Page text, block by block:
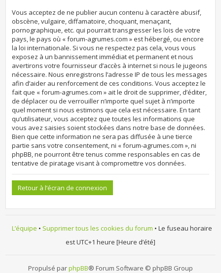
Vous acceptez de ne publier aucun contenu à caractère abusif,
obscène, vulgaire, diffamatoire, choquant, menaçant,
pornographique, etc. qui pourrait transgresser les lois de votre
pays, le pays où « forum-agrumes.com » est hébergé, ou encore
la loi internationale. Si vous ne respectez pas cela, vous vous
exposez à un bannissement immédiat et permanent et nous
avertirons votre fournisseur d’accès à internet si nous le jugeons
nécessaire. Nous enregistrons l’adresse IP de tous les messages
afin d’aider au renforcement de ces conditions. Vous acceptez le
fait que « forum-agrumes.com » ait le droit de supprimer, d’éditer,
de déplacer ou de verrouiller n’importe quel sujet à n’importe
quel moment si nous estimons que cela est nécessaire. En tant
qu’utilisateur, vous acceptez que toutes les informations que
vous avez saisies soient stockées dans notre base de données.
Bien que cette information ne sera pas diffusée à une tierce
partie sans votre consentement, ni « forum-agrumes.com », ni
phpBB, ne pourront être tenus comme responsables en cas de
tentative de piratage visant à compromettre vos données.
Retour à l’écran de connexion
L’équipe • Supprimer tous les cookies du forum • Le fuseau horaire
est UTC+1 heure [Heure d’été]
Propulsé parphpBB® Forum Software © phpBB Group